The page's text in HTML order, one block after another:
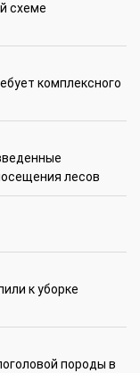
схеме
комплексного
лесов
к уборке
породы в